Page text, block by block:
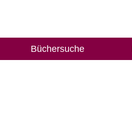
Büchersuche